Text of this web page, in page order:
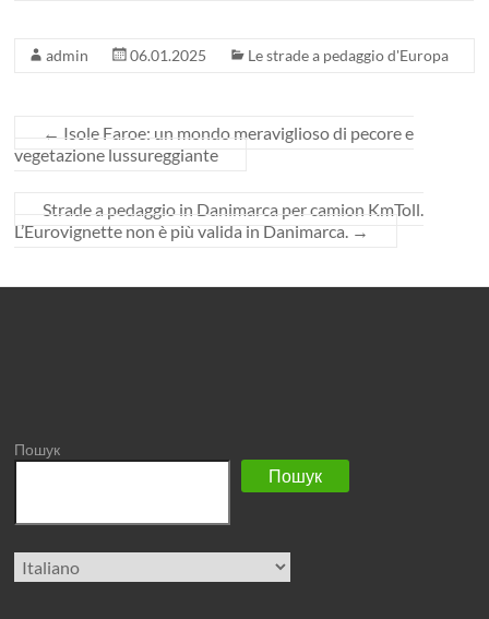
admin 06.01.2025 Le strade a pedaggio d'Europa
← Isole Faroe: un mondo meraviglioso di pecore e
vegetazione lussureggiante
Strade a pedaggio in Danimarca per camion KmToll.
L’Eurovignette non è più valida in Danimarca. →
Пошук
Пошук
Scegli
una